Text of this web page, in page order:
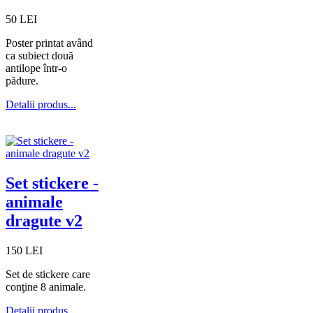
50 LEI
Poster printat având
ca subiect două
antilope într-o
pădure.
Detalii produs...
Set stickere -
animale
dragute v2
150 LEI
Set de stickere care
conţine 8 animale.
Detalii produs...